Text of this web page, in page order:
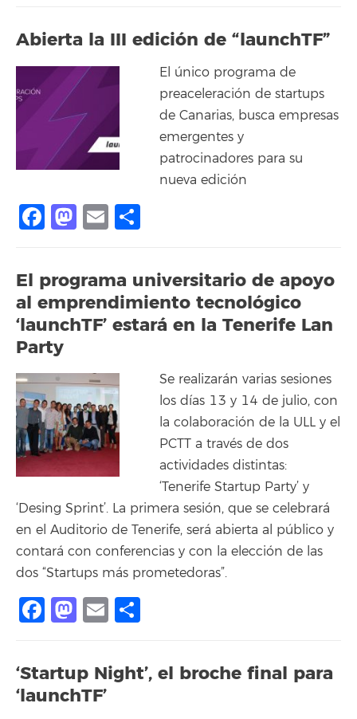
Abierta la III edición de “launchTF”
El único programa de
preaceleración de startups
de Canarias, busca empresas
emergentes y
patrocinadores para su
nueva edición
Facebook
Mastodon
Email
El programa universitario de apoyo
al emprendimiento tecnológico
‘launchTF’ estará en la Tenerife Lan
Party
Se realizarán varias sesiones
los días 13 y 14 de julio, con
la colaboración de la ULL y el
PCTT a través de dos
actividades distintas:
‘Tenerife Startup Party’ y
‘Desing Sprint’. La primera sesión, que se celebrará
en el Auditorio de Tenerife, será abierta al público y
contará con conferencias y con la elección de las
dos “Startups más prometedoras”.
Facebook
Mastodon
Email
‘Startup Night’, el broche final para
‘launchTF’